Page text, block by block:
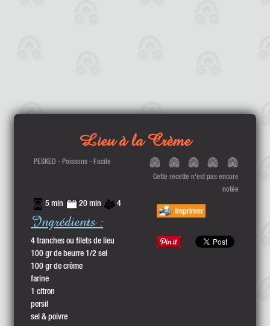
Lieu à la Crème
PESKED - Poissons - Facile
Cette recette n'est pas encore
notée
5 min 20 min 4
Ingrédients :
4 tranches ou filets de lieu
100 gr de beurre 1/2 sel
100 gr de crème
farine
1 citron
persil
sel & poivre